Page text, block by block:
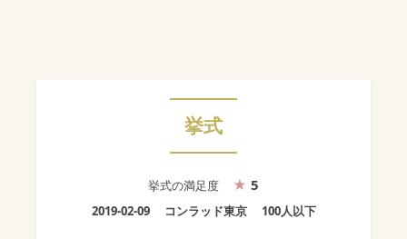
挙式
挙式の満足度 5
2019-02-09 コンラッド東京 100人以下